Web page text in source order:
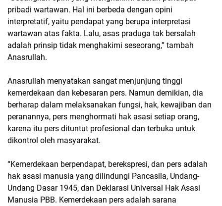
pribadi wartawan. Hal ini berbeda dengan opini
interpretatif, yaitu pendapat yang berupa interpretasi
wartawan atas fakta. Lalu, asas praduga tak bersalah
adalah prinsip tidak menghakimi seseorang,” tambah
Anasrullah.
Anasrullah menyatakan sangat menjunjung tinggi
kemerdekaan dan kebesaran pers. Namun demikian, dia
berharap dalam melaksanakan fungsi, hak, kewajiban dan
peranannya, pers menghormati hak asasi setiap orang,
karena itu pers dituntut profesional dan terbuka untuk
dikontrol oleh masyarakat.
“Kemerdekaan berpendapat, berekspresi, dan pers adalah
hak asasi manusia yang dilindungi Pancasila, Undang-
Undang Dasar 1945, dan Deklarasi Universal Hak Asasi
Manusia PBB. Kemerdekaan pers adalah sarana